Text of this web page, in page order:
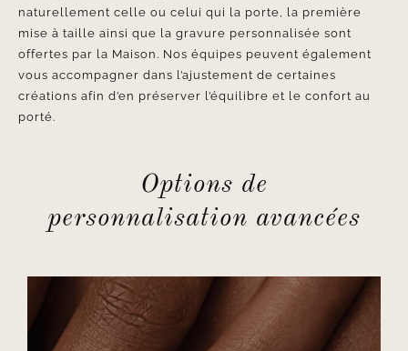
naturellement celle ou celui qui la porte, la première
mise à taille ainsi que la gravure personnalisée sont
offertes par la Maison. Nos équipes peuvent également
vous accompagner dans l’ajustement de certaines
créations afin d’en préserver l’équilibre et le confort au
porté.
Options de
personnalisation avancées